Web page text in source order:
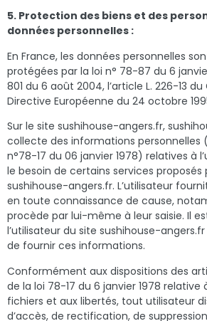
5. Protection des biens et des
données personnelles :
En France, les données personnelles
protégées par la loi n° 78-87 du 6
801 du 6 août 2004, l’article L. 226-13
Directive Européenne du 24 octobre
Sur le site sushihouse-angers.fr,
collecte des informations personnelles
n°78-17 du 06 janvier 1978) relatives à
le besoin de certains services proposés
sushihouse-angers.fr. L’utilisateur
en toute connaissance de cause,
procède par lui-même à leur saisie. Il
l’utilisateur du site sushihouse-
de fournir ces informations.
Conformément aux dispositions des
de la loi 78-17 du 6 janvier 1978 relative
fichiers et aux libertés, tout utilisateur
d’accès, de rectification, de